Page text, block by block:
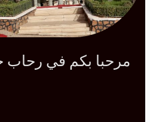
مرحبا بكم في رحاب